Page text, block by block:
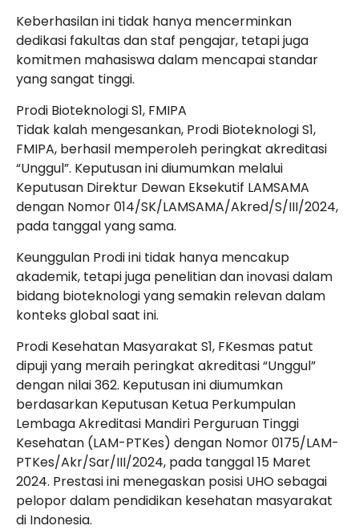
Keberhasilan ini tidak hanya mencerminkan
dedikasi fakultas dan staf pengajar, tetapi juga
komitmen mahasiswa dalam mencapai standar
yang sangat tinggi.
Prodi Bioteknologi S1, FMIPA
Tidak kalah mengesankan, Prodi Bioteknologi S1,
FMIPA, berhasil memperoleh peringkat akreditasi
“Unggul”. Keputusan ini diumumkan melalui
Keputusan Direktur Dewan Eksekutif LAMSAMA
dengan Nomor 014/SK/LAMSAMA/Akred/S/III/2024,
pada tanggal yang sama.
Keunggulan Prodi ini tidak hanya mencakup
akademik, tetapi juga penelitian dan inovasi dalam
bidang bioteknologi yang semakin relevan dalam
konteks global saat ini.
Prodi Kesehatan Masyarakat S1, FKesmas patut
dipuji yang meraih peringkat akreditasi “Unggul”
dengan nilai 362. Keputusan ini diumumkan
berdasarkan Keputusan Ketua Perkumpulan
Lembaga Akreditasi Mandiri Perguruan Tinggi
Kesehatan (LAM-PTKes) dengan Nomor 0175/LAM-
PTKes/Akr/Sar/III/2024, pada tanggal 15 Maret
2024. Prestasi ini menegaskan posisi UHO sebagai
pelopor dalam pendidikan kesehatan masyarakat
di Indonesia.